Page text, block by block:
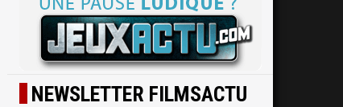
NEWSLETTER FILMSACTU